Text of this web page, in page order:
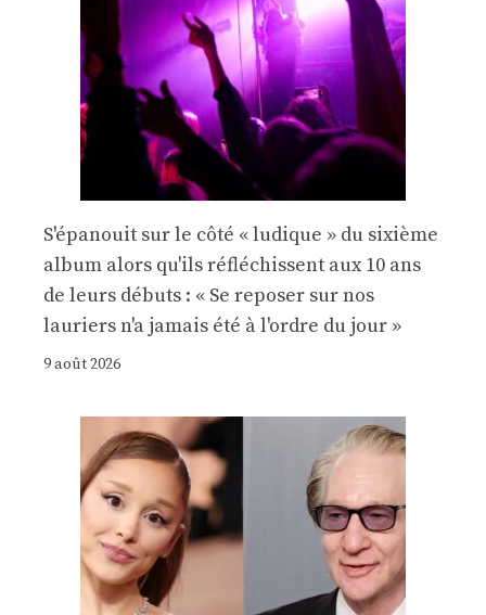
S'épanouit sur le côté « ludique » du sixième
album alors qu'ils réfléchissent aux 10 ans
de leurs débuts : « Se reposer sur nos
lauriers n'a jamais été à l'ordre du jour »
9 août 2026